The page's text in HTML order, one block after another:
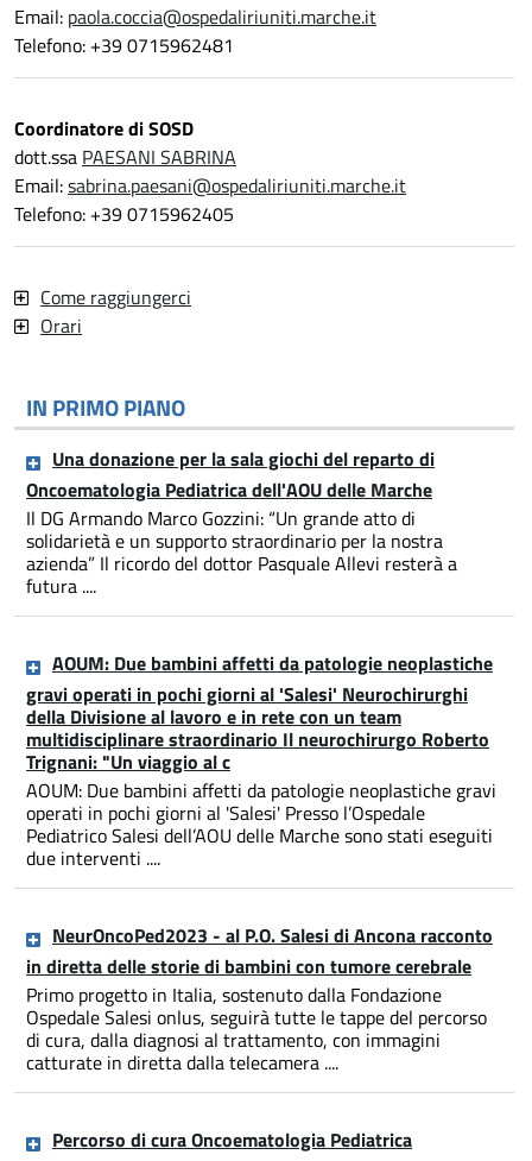
Email: paola.coccia@ospedaliriuniti.marche.it
Telefono: +39 0715962481
Coordinatore di SOSD
dott.ssa PAESANI SABRINA
Email:sabrina.paesani@ospedaliriuniti.marche.it
Telefono: +39 0715962405
Come raggiungerci
Orari
IN PRIMO PIANO
Una donazione per la sala giochi del reparto di
Oncoematologia Pediatrica dell'AOU delle Marche
Il DG Armando Marco Gozzini: “Un grande atto di
solidarietà e un supporto straordinario per la nostra
azienda” Il ricordo del dottor Pasquale Allevi resterà a
futura ....
AOUM: Due bambini affetti da patologie neoplastiche
gravi operati in pochi giorni al 'Salesi' Neurochirurghi
della Divisione al lavoro e in rete con un team
multidisciplinare straordinario Il neurochirurgo Roberto
Trignani: "Un viaggio al c
AOUM: Due bambini affetti da patologie neoplastiche gravi
operati in pochi giorni al 'Salesi' Presso l’Ospedale
Pediatrico Salesi dell’AOU delle Marche sono stati eseguiti
due interventi ....
NeurOncoPed2023 - al P.O. Salesi di Ancona racconto
in diretta delle storie di bambini con tumore cerebrale
Primo progetto in Italia, sostenuto dalla Fondazione
Ospedale Salesi onlus, seguirà tutte le tappe del percorso
di cura, dalla diagnosi al trattamento, con immagini
catturate in diretta dalla telecamera ....
Percorso di cura Oncoematologia Pediatrica